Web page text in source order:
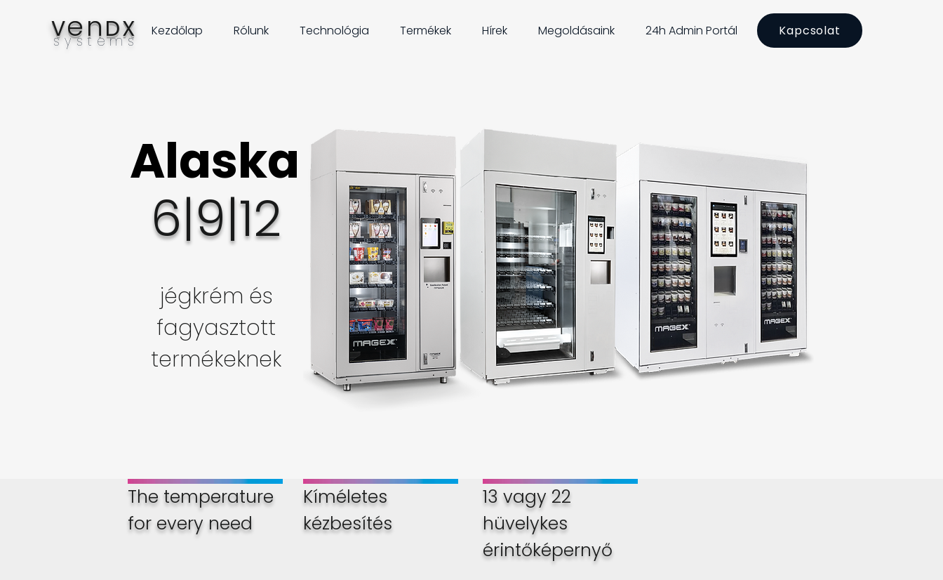
systems
enDX
V Kezdőlap Rólunk Technológia Termékek Hírek Megoldásaink 24h Admin Portál Kapcsolat
6|9|12
jégkrém és
fagyasztott
termékeknek
Alaska
Alaska
The temperature
for every need
Kíméletes
kézbesítés
13 vagy 22
hüvelykes
érintőképernyő